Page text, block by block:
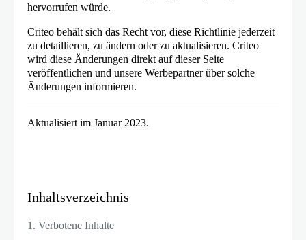
hervorrufen würde.
Criteo behält sich das Recht vor, diese Richtlinie jederzeit
zu detaillieren, zu ändern oder zu aktualisieren. Criteo
wird diese Änderungen direkt auf dieser Seite
veröffentlichen und unsere Werbepartner über solche
Änderungen informieren.
Aktualisiert im Januar 2023.
Inhaltsverzeichnis
1. Verbotene Inhalte